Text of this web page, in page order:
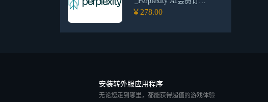
_Perplexity Pro代充值
会员订阅
￥278.00
安装转外服应用程序
无论您走到哪里，都能获得超值的游戏体验